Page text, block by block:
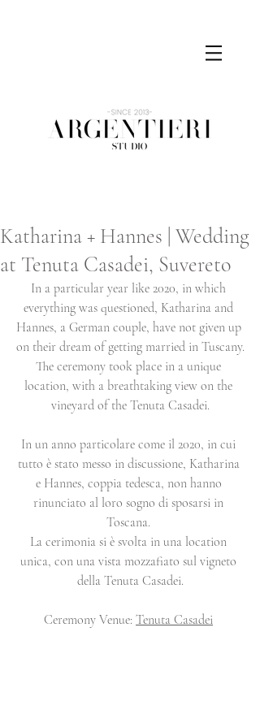
Katharina + Hannes | Wedding
at Tenuta Casadei, Suvereto
In a particular year like 2020, in which
everything was questioned, Katharina and
Hannes, a German couple, have not given up
on their dream of getting married in Tuscany.
The ceremony took place in a unique
location, with a breathtaking view on the
vineyard of the Tenuta Casadei.
In un anno particolare come il 2020, in cui
tutto è stato messo in discussione, Katharina
e Hannes, coppia tedesca, non hanno
rinunciato al loro sogno di sposarsi in
Toscana.
La cerimonia si è svolta in una location
unica, con una vista mozzafiato sul vigneto
della Tenuta Casadei.
Ceremony Venue: Tenuta Casadei